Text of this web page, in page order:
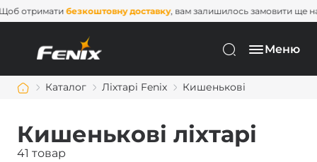
Щоб отриматибезкоштовну доставку, вам залишилось замовити
Меню
Каталог Ліхтарі Fenix Кишенькові
Кишенькові ліхтарі
41 товар